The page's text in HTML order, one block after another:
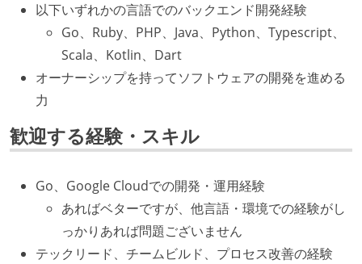
以下いずれかの言語でのバックエンド開発経験
Go、Ruby、PHP、Java、Python、Typescript、
Scala、Kotlin、Dart
オーナーシップを持ってソフトウェアの開発を進める
力
歓迎する経験・スキル
Go、Google Cloudでの開発・運用経験
あればベターですが、他言語・環境での経験がし
っかりあれば問題ございません
テックリード、チームビルド、プロセス改善の経験